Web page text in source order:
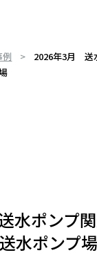
例
2026年3月 送
ポンプ
水ポンプ場